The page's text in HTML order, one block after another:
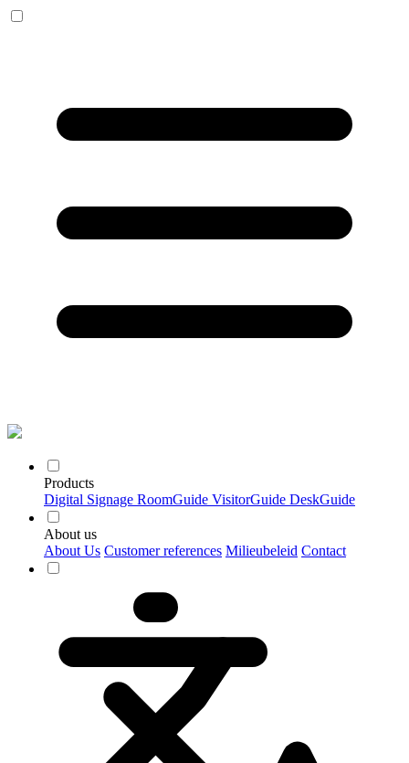
Products
Digital Signage RoomGuide VisitorGuide DeskGuide
About us
About Us Customer references Milieubeleid Contact